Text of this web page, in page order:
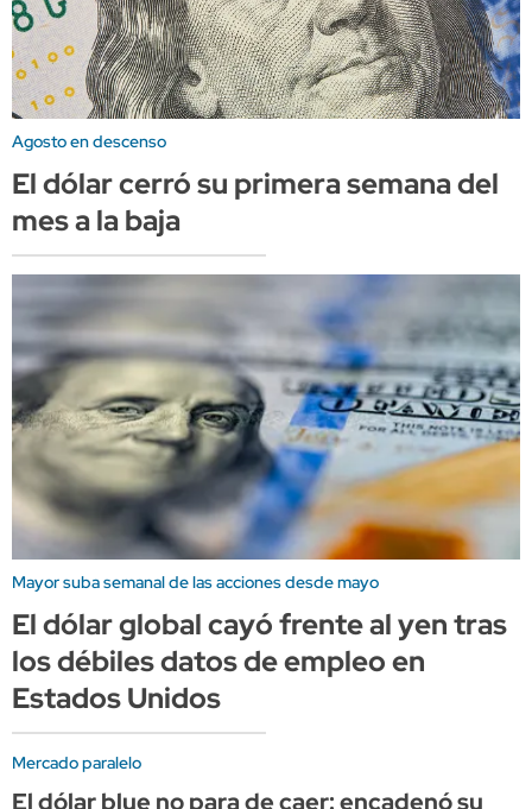
Agosto en descenso
El dólar cerró su primera semana del
mes a la baja
Mayor suba semanal de las acciones desde mayo
El dólar global cayó frente al yen tras
los débiles datos de empleo en
Estados Unidos
Mercado paralelo
El dólar blue no para de caer: encadenó su